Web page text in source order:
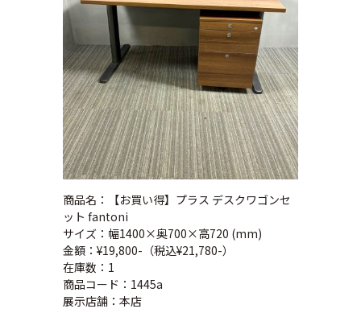
商品名：【お買い得】プラス デスクワゴンセ
ット fantoni
サイズ：幅1400×奥700×高720 (mm)
金額：¥19,800-（税込¥21,780-）
在庫数：1
商品コード：1445a
展示店舗：本店